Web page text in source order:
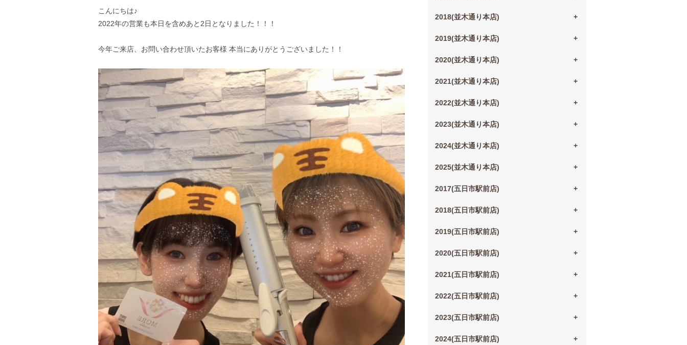
こんにちは♪
2022年の営業も本日を含めあと2日となりました！！！
今年ご来店、お問い合わせ頂いたお客様 本当にありがとうございました！！
2018(並木通り本店)
2019(並木通り本店)
2020(並木通り本店)
2021(並木通り本店)
2022(並木通り本店)
2023(並木通り本店)
2024(並木通り本店)
2025(並木通り本店)
2017(五日市駅前店)
2018(五日市駅前店)
2019(五日市駅前店)
2020(五日市駅前店)
2021(五日市駅前店)
2022(五日市駅前店)
2023(五日市駅前店)
2024(五日市駅前店)